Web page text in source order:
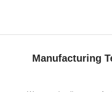
Manufacturing